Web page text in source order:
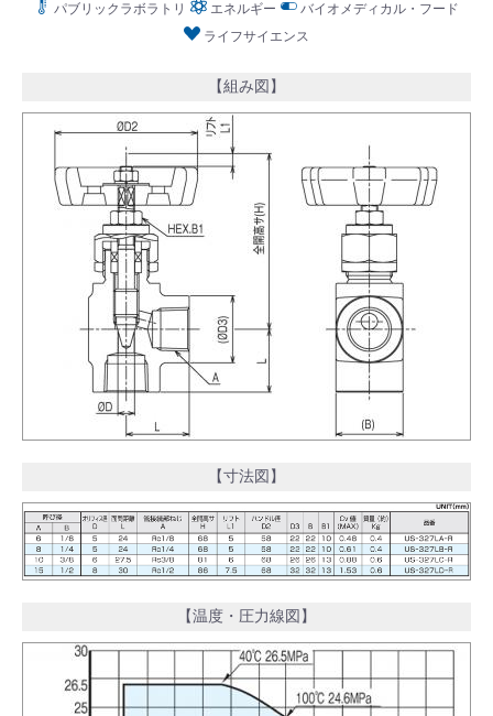
パブリックラボラトリ
エネルギー
バイオメディカル・フード
ライフサイエンス
【組み図】
【寸法図】
【温度・圧力線図】